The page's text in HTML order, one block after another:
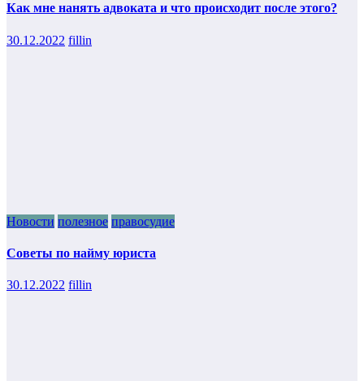
Как мне нанять адвоката и что происходит после этого?
30.12.2022 fillin
Новости полезное правосудие
Советы по найму юриста
30.12.2022 fillin